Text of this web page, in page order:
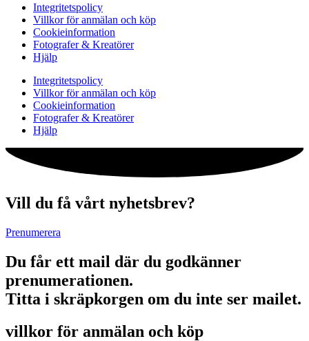
Integritetspolicy
Villkor för anmälan och köp
Cookieinformation
Fotografer & Kreatörer
Hjälp
Integritetspolicy
Villkor för anmälan och köp
Cookieinformation
Fotografer & Kreatörer
Hjälp
Vill du få vårt nyhetsbrev?
Prenumerera
Du får ett mail där du godkänner
prenumerationen.
Titta i skräpkorgen om du inte ser mailet.
villkor för anmälan och köp